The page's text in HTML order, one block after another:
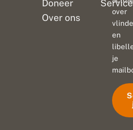
Doneer
Over ons
Service
over
en
je